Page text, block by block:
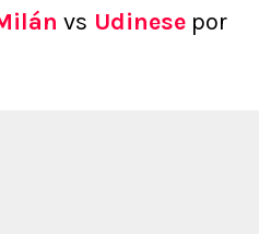
vs Udinese por